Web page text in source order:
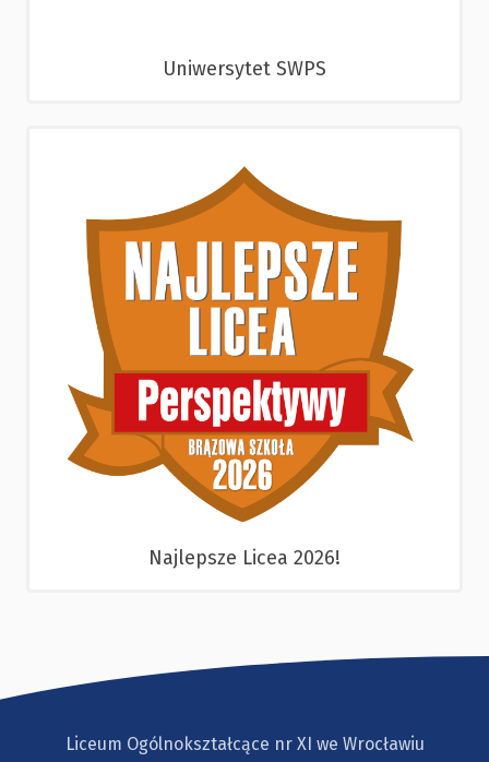
Uniwersytet SWPS
Najlepsze Licea 2026!
Liceum Ogólnokształcące nr XI we Wrocławiu